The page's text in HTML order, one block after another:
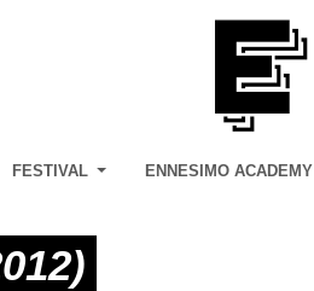
FESTIVAL ENNESIMO ACADEMY